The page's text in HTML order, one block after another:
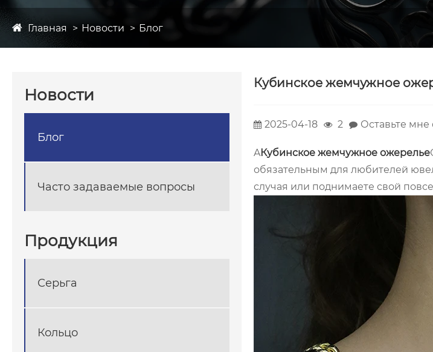
Главная Новости Блог
Новости
Блог
Часто задаваемые вопросы
Продукция
Серьга
Кольцо
Кубинское жемчужное
2025-04-18 2 Оставьте
AКубинское жемчужное ожерелье
обязательным для любителей
случая или поднимаете свой